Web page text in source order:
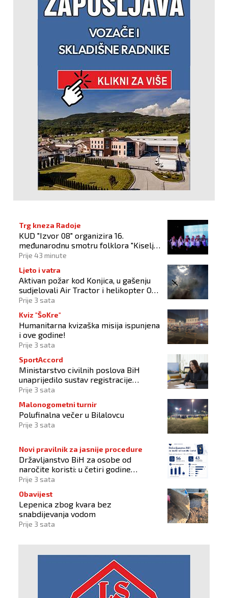
Trg kneza Radoje
KUD "Izvor 08" organizira 16.
međunarodnu smotru folklora "Kiseljak
2026"
Prije 43 minute
Ljeto i vatra
Aktivan požar kod Konjica, u gašenju
sudjelovali Air Tractor i helikopter OS-
a BiH
Prije 3 sata
Kviz "ŠoKre"
Humanitarna kvizaška misija ispunjena
i ove godine!
Prije 3 sata
SportAccord
Ministarstvo civilnih poslova BiH
unaprijedilo sustav registracije
sportskih organizacija
Prije 3 sata
Malonogometni turnir
Polufinalna večer u Bilalovcu
Prije 3 sata
Novi pravilnik za jasnije procedure
Državljanstvo BiH za osobe od
naročite koristi: u četiri godine
odobrena 43 zahtjeva
Prije 3 sata
Obavijest
Lepenica zbog kvara bez
snabdijevanja vodom
Prije 3 sata